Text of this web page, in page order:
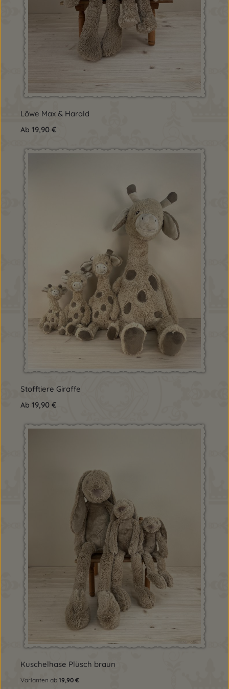
Löwe Max & Harald
Regulärer Preis:
Ab 19,90 €
Stofftiere Giraffe
Regulärer Preis:
Ab 19,90 €
Kuschelhase Plüsch braun
Varianten ab 19,90 €